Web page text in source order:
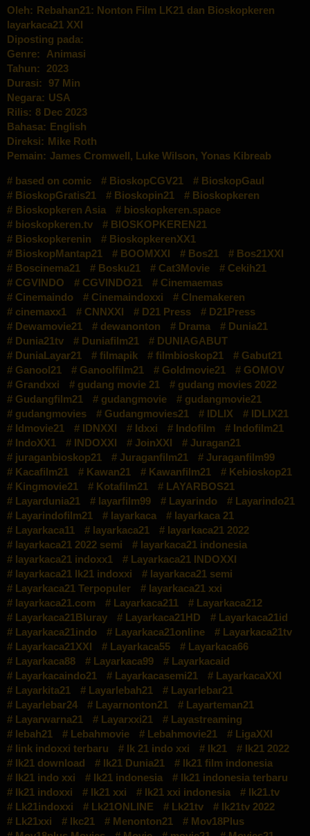
Oleh: Rebahan21: Nonton Film LK21 dan Bioskopkeren
layarkaca21 XXI
Diposting pada:
Genre:
Animasi
Tahun:
2023
Durasi:
97 Min
Negara: USA
Rilis: 8 Dec 2023
Bahasa: English
Direksi: Mike Roth
Pemain: James Cromwell, Luke Wilson, Yonas Kibreab
based on comic BioskopCGV21
BioskopGaul
BioskopGratis21
Bioskopin21
Bioskopkeren
Bioskopkeren Asia
bioskopkeren.space
bioskopkeren.tv
BIOSKOPKEREN21
Bioskopkerenin
BioskopkerenXX1
BioskopMantap21
BOOMXXI Bos21
Bos21XXI
Boscinema21
Bosku21 Cat3Movie
Cekih21
CGVINDO
CGVINDO21
Cinemaemas
Cinemaindo
Cinemaindoxxi
CInemakeren
cinemaxx1
CNNXXI D21 Press
D21Press
Dewamovie21
dewanonton Drama
Dunia21
Dunia21tv
Duniafilm21
DUNIAGABUT
DuniaLayar21
filmapik filmbioskop21
Gabut21
Ganool21
Ganoolfilm21 Goldmovie21
GOMOV
Grandxxi
gudang movie 21
gudang movies 2022
Gudangfilm21
gudangmovie
gudangmovie21
gudangmovies
Gudangmovies21 IDLIX
IDLIX21
Idmovie21
IDNXXI Idxxi Indofilm
Indofilm21
IndoXX1
INDOXXI JoinXXI
Juragan21
juraganbioskop21
Juraganfilm21
Juraganfilm99
Kacafilm21
Kawan21 Kawanfilm21
Kebioskop21
Kingmovie21
Kotafilm21
LAYARBOS21
Layardunia21
layarfilm99 Layarindo
Layarindo21
Layarindofilm21
layarkaca
layarkaca 21
Layarkaca11
layarkaca21
layarkaca21 2022
layarkaca21 2022 semi
layarkaca21 indonesia
layarkaca21 indoxx1
Layarkaca21 INDOXXI
layarkaca21 lk21 indoxxi
layarkaca21 semi
Layarkaca21 Terpopuler
layarkaca21 xxi
layarkaca21.com
Layarkaca211
Layarkaca212
Layarkaca21Bluray
Layarkaca21HD
Layarkaca21id
Layarkaca21indo
Layarkaca21online
Layarkaca21tv
Layarkaca21XXI
Layarkaca55
Layarkaca66
Layarkaca88
Layarkaca99
Layarkacaid
Layarkacaindo21
Layarkacasemi21
LayarkacaXXI
Layarkita21
Layarlebah21
Layarlebar21
Layarlebar24
Layarnonton21
Layarteman21
Layarwarna21
Layarxxi21
Layastreaming
lebah21
Lebahmovie Lebahmovie21
LigaXXI
link indoxxi terbaru
lk 21 indo xxi lk21
lk21 2022
lk21 download
lk21 Dunia21
lk21 film indonesia
lk21 indo xxi
lk21 indonesia
lk21 indonesia terbaru
lk21 indoxxi
lk21 xxi lk21 xxi indonesia
lk21.tv
Lk21indoxxi
Lk21ONLINE Lk21tv
lk21tv 2022
Lk21xxi
lkc21 Menonton21
Mov18Plus